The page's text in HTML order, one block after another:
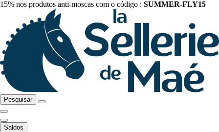
15% nos produtos anti-moscas com o código : SUMMER-FLY15
Pesquisar
Saldos